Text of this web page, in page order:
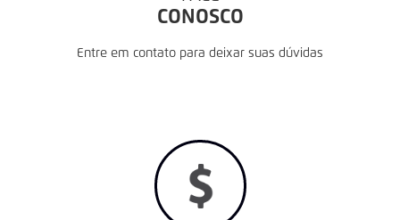
CONOSCO
Entre em contato para deixar suas dúvidas